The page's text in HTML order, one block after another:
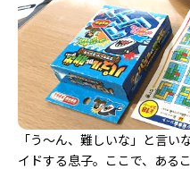
「う～ん、難しいな」と言
イドする息子。ここで、ある